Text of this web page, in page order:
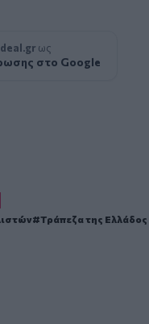
ως
στο Google
Τράπεζα της Ελλάδος